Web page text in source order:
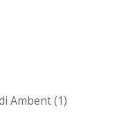
Ambent(1)